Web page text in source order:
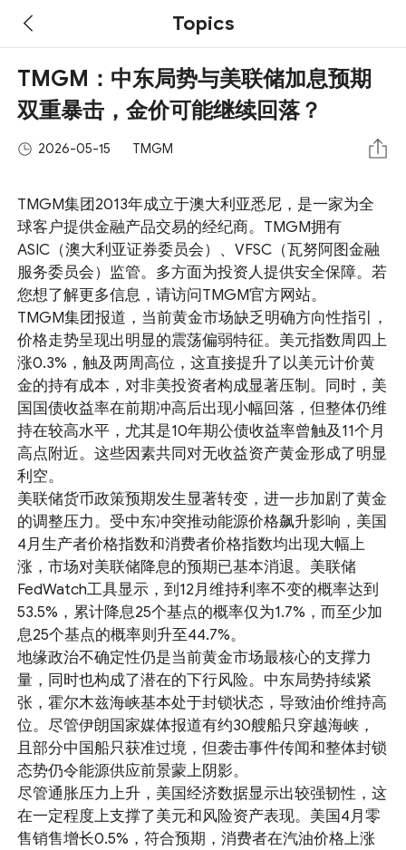
Topics
TMGM：中东局势与美联储加息预期
双重暴击，金价可能继续回落？
2026-05-15 TMGM
TMGM集团2013年成立于澳大利亚悉尼，是一家为全
球客户提供金融产品交易的经纪商。TMGM拥有
ASIC（澳大利亚证券委员会）、VFSC（瓦努阿图金融
服务委员会）监管。多方面为投资人提供安全保障。若
您想了解更多信息，请访问TMGM官方网站。
TMGM集团报道，当前黄金市场缺乏明确方向性指引，
价格走势呈现出明显的震荡偏弱特征。美元指数周四上
涨0.3%，触及两周高位，这直接提升了以美元计价黄
金的持有成本，对非美投资者构成显著压制。同时，美
国国债收益率在前期冲高后出现小幅回落，但整体仍维
持在较高水平，尤其是10年期公债收益率曾触及11个月
高点附近。这些因素共同对无收益资产黄金形成了明显
利空。
美联储货币政策预期发生显著转变，进一步加剧了黄金
的调整压力。受中东冲突推动能源价格飙升影响，美国
4月生产者价格指数和消费者价格指数均出现大幅上
涨，市场对美联储降息的预期已基本消退。美联储
FedWatch工具显示，到12月维持利率不变的概率达到
53.5%，累计降息25个基点的概率仅为1.7%，而至少加
息25个基点的概率则升至44.7%。
地缘政治不确定性仍是当前黄金市场最核心的支撑力
量，同时也构成了潜在的下行风险。中东局势持续紧
张，霍尔木兹海峡基本处于封锁状态，导致油价维持高
位。尽管伊朗国家媒体报道有约30艘船只穿越海峡，
且部分中国船只获准过境，但袭击事件传闻和整体封锁
态势仍令能源供应前景蒙上阴影。
尽管通胀压力上升，美国经济数据显示出较强韧性，这
在一定程度上支撑了美元和风险资产表现。美国4月零
售销售增长0.5%，符合预期，消费者在汽油价格上涨